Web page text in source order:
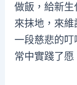
做飯，給新生
來抹地，來
一段慈悲的叮
常中實踐了愿